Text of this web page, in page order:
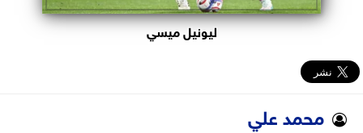
ليونيل ميسي
محمد علي